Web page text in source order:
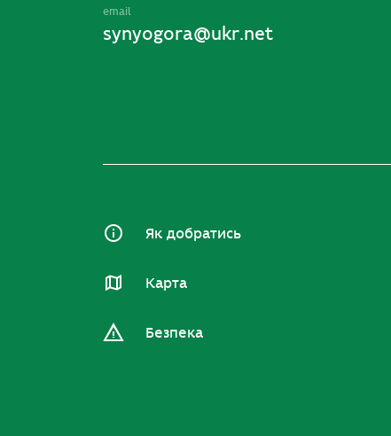
email
synyogora@ukr.net
Як добратись
Карта
Безпека